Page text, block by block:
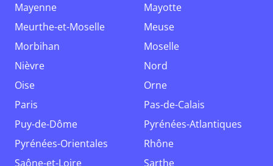
Mayenne
Mayotte
Meurthe-et-Moselle
Meuse
Morbihan
Moselle
Nièvre
Nord
Oise
Orne
Paris
Pas-de-Calais
Puy-de-Dôme
Pyrénées-Atlantiques
Pyrénées-Orientales
Rhône
Saône-et-Loire
Sarthe